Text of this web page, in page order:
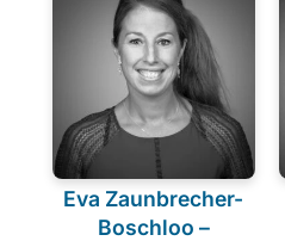
Eva Zaunbrecher-
Boschloo –